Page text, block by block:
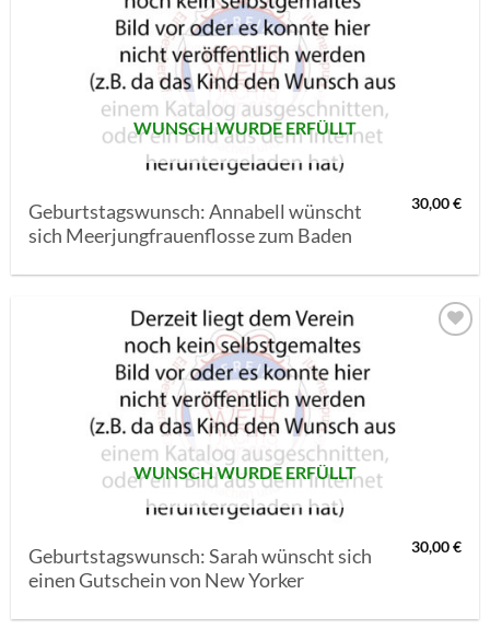
WUNSCH WURDE ERFÜLLT
Geburtstagswunsch: Annabell wünscht
sich Meerjungfrauenflosse zum Baden
30,00€
WUNSCH WURDE ERFÜLLT
Geburtstagswunsch: Sarah wünscht sich
einen Gutschein von New Yorker
30,00€